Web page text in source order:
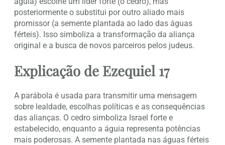
posteriormente o substitui por outro aliado mais
promissor (a semente plantada ao lado das águas
férteis). Isso simboliza a transformação da aliança
original e a busca de novos parceiros pelos judeus.
Explicação de Ezequiel 17
A parábola é usada para transmitir uma mensagem
sobre lealdade, escolhas políticas e as consequências
das alianças. O cedro simboliza Israel forte e
estabelecido, enquanto a águia representa potências
mais poderosas. A semente plantada nas águas férteis